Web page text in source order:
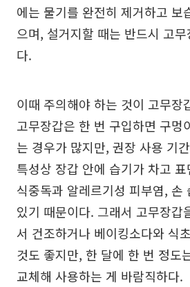
에는 물기를 완전히 제거하고 보
으며, 설거지할 때는 반드시 고
다.
이때 주의해야 하는 것이 고무장
고무장갑은 한 번 구입하면 구멍
는 경우가 많지만, 권장 사용 기
특성상 장갑 안에 습기가 차고
식중독과 알레르기성 피부염, 손
있기 때문이다. 그래서 고무장갑
서 건조하거나 베이킹소다와 식
것도 좋지만, 한 달에 한 번 정도
교체해 사용하는 게 바람직하다.